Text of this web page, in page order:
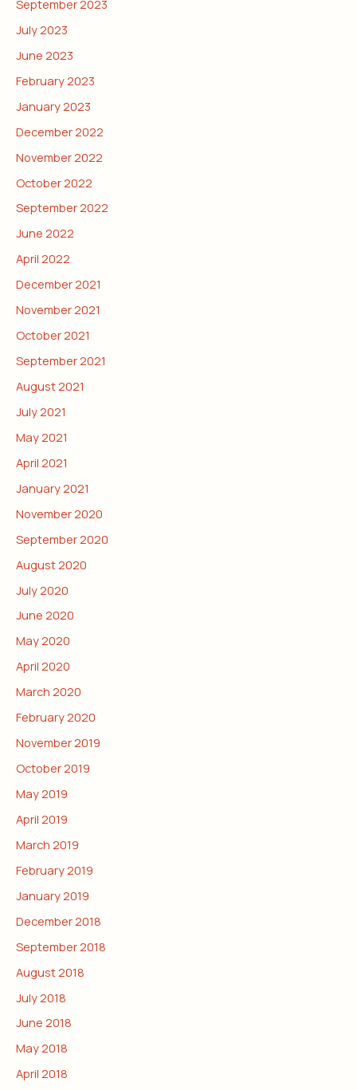
September 2023
July 2023
June 2023
February 2023
January 2023
December 2022
November 2022
October 2022
September 2022
June 2022
April 2022
December 2021
November 2021
October 2021
September 2021
August 2021
July 2021
May 2021
April 2021
January 2021
November 2020
September 2020
August 2020
July 2020
June 2020
May 2020
April 2020
March 2020
February 2020
November 2019
October 2019
May 2019
April 2019
March 2019
February 2019
January 2019
December 2018
September 2018
August 2018
July 2018
June 2018
May 2018
April 2018